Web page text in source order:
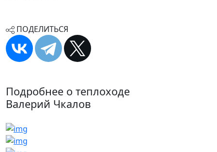
ПОДЕЛИТЬСЯ
Подробнее о теплоходе
Валерий Чкалов